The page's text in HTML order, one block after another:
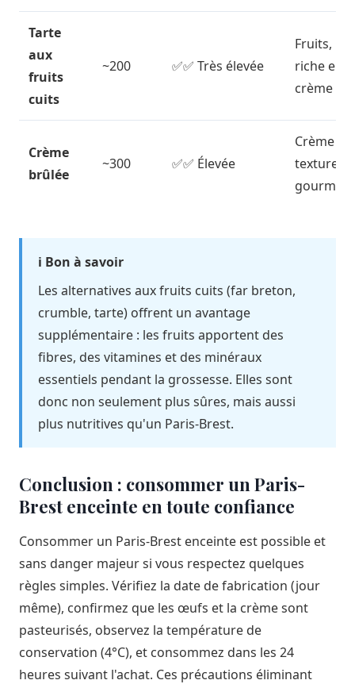
Tarte
aux
fruits
cuits
~200 ✅✅ Très élevée
Fruits,
riche en
crème
Crème
brûlée
~300 ✅✅ Élevée
Crème
texture
ℹ️ Bon à savoir
Les alternatives aux fruits cuits (far breton,
crumble, tarte) offrent un avantage
supplémentaire : les fruits apportent des
fibres, des vitamines et des minéraux
essentiels pendant la grossesse. Elles sont
donc non seulement plus sûres, mais aussi
plus nutritives qu'un Paris-Brest.
Conclusion : consommer un Paris-
Brest enceinte en toute confiance
Consommer un Paris-Brest enceinte est possible et
sans danger majeur si vous respectez quelques
règles simples. Vérifiez la date de fabrication (jour
même), confirmez que les œufs et la crème sont
pasteurisés, observez la température de
conservation (4°C), et consommez dans les 24
heures suivant l'achat. Ces précautions éliminant